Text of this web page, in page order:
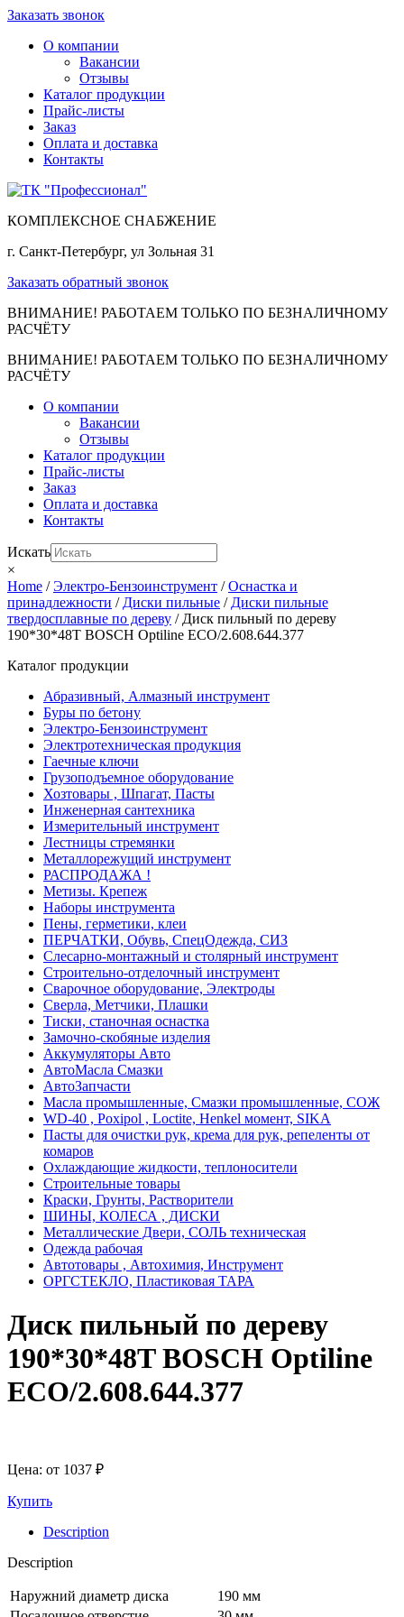
Заказать звонок
О компании
Вакансии
Отзывы
Каталог продукции
Прайс-листы
Заказ
Оплата и доставка
Контакты
КОМПЛЕКСНОЕ СНАБЖЕНИЕ
г. Санкт-Петербург, ул Зольная 31
Заказать обратный звонок
ВНИМАНИЕ! РАБОТАЕМ ТОЛЬКО ПО БЕЗНАЛИЧНОМУ
РАСЧЁТУ
ВНИМАНИЕ! РАБОТАЕМ ТОЛЬКО ПО БЕЗНАЛИЧНОМУ
РАСЧЁТУ
О компании
Вакансии
Отзывы
Каталог продукции
Прайс-листы
Заказ
Оплата и доставка
Контакты
Искать
×
Home /Электро-Бензоинструмент /Оснастка и
принадлежности / Диски пильные / Диски пильные
твердосплавные по дереву / Диск пильный по дереву
190*30*48T BOSCH Optiline ECO/2.608.644.377
Каталог продукции
Абразивный, Алмазный инструмент
Буры по бетону
Электро-Бензоинструмент
Электротехническая продукция
Гаечные ключи
Грузоподъемное оборудование
Хозтовары , Шпагат, Пасты
Инженерная сантехника
Измерительный инструмент
Лестницы стремянки
Металлорежущий инструмент
РАСПРОДАЖА !
Метизы. Крепеж
Наборы инструмента
Пены, герметики, клеи
ПЕРЧАТКИ, Обувь, СпецОдежда, СИЗ
Слесарно-монтажный и столярный инструмент
Строительно-отделочный инструмент
Сварочное оборудование, Электроды
Сверла, Метчики, Плашки
Тиски, станочная оснастка
Замочно-скобяные изделия
Аккумуляторы Авто
АвтоМасла Смазки
АвтоЗапчасти
Масла промышленные, Смазки промышленные, СОЖ
WD-40 , Poxipol , Loctite, Henkel момент, SIKA
Пасты для очистки рук, крема для рук, репеленты от
комаров
Охлаждающие жидкости, теплоносители
Строительные товары
Краски, Грунты, Растворители
ШИНЫ, КОЛЕСА , ДИСКИ
Металлические Двери, СОЛЬ техническая
Одежда рабочая
Автотовары , Автохимия, Инструмент
ОРГСТЕКЛО, Пластиковая ТАРА
Диск пильный по дереву
190*30*48T BOSCH Optiline
ECO/2.608.644.377
Цена: от 1037 ₽
Купить
Description
Description
Наружний диаметр диска
190 мм